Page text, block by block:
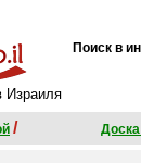
Израиля
Поиск в
/